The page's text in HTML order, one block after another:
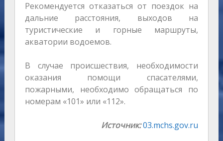
Рекомендуется отказаться от поездок на
дальние расстояния, выходов на
туристические и горные маршруты,
акватории водоемов.
В случае происшествия, необходимости
оказания помощи спасателями,
пожарными, необходимо обращаться по
номерам «101» или «112».
Источник:03.mchs.gov.ru